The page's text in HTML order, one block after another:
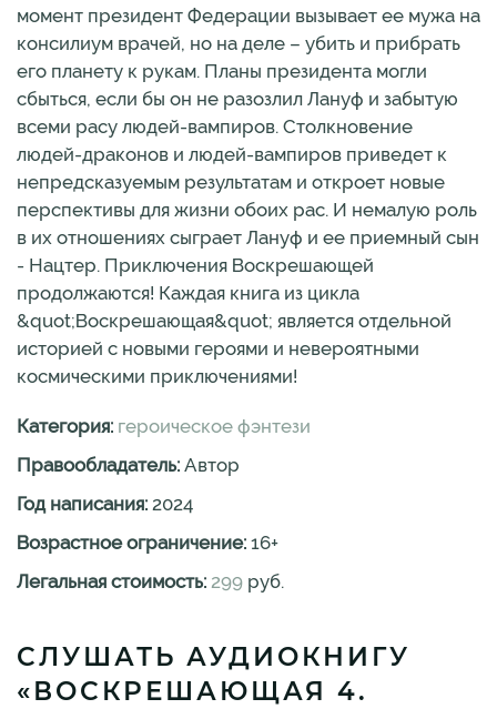
момент президент Федерации вызывает ее мужа на
консилиум врачей, но на деле – убить и прибрать
его планету к рукам. Планы президента могли
сбыться, если бы он не разозлил Лануф и забытую
всеми расу людей-вампиров. Столкновение
людей-драконов и людей-вампиров приведет к
непредсказуемым результатам и откроет новые
перспективы для жизни обоих рас. И немалую роль
в их отношениях сыграет Лануф и ее приемный сын
- Нацтер. Приключения Воскрешающей
продолжаются! Каждая книга из цикла
&quot;Воскрешающая&quot; является отдельной
историей с новыми героями и невероятными
космическими приключениями!
Категория: героическое фэнтези
Правообладатель: Автор
Год написания: 2024
Возрастное ограничение: 16+
Легальная стоимость: 299 руб.
СЛУШАТЬ АУДИОКНИГУ
«ВОСКРЕШАЮЩАЯ 4.